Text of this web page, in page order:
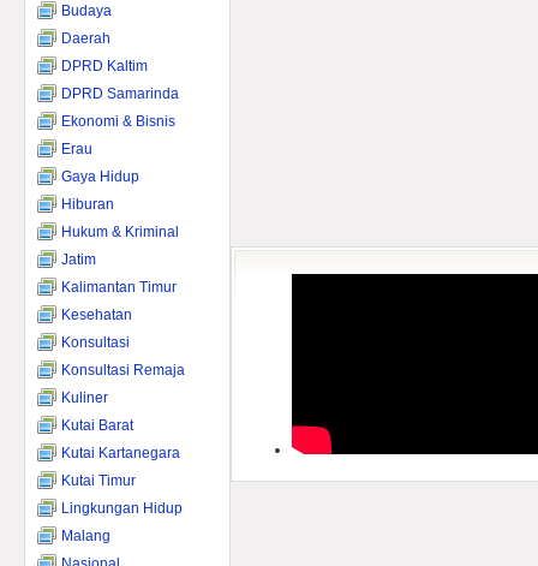
Budaya
Daerah
DPRD Kaltim
DPRD Samarinda
Ekonomi & Bisnis
Erau
Gaya Hidup
Hiburan
Hukum & Kriminal
Jatim
Kalimantan Timur
Kesehatan
Konsultasi
Konsultasi Remaja
Kuliner
Kutai Barat
Kutai Kartanegara
Kutai Timur
Lingkungan Hidup
Malang